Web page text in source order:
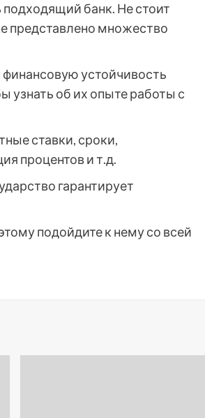
подходящий банк. Не стоит
представлено множество
устойчивость
узнать об их опыте работы с
ставки, сроки,
процентов и т.д.
гарантирует
подойдите к нему со всей